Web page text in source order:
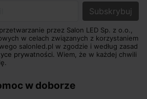
przez Salon LED Sp. z o.o.,
w celach związanych z korzystaniem
salonled.pl w zgodzie i według zasad
prywatności. Wiem, że w każdej chwili
w doborze